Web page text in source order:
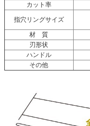
カット率
指穴リングサイズ
材 質
刃形状
ハンドル
その他